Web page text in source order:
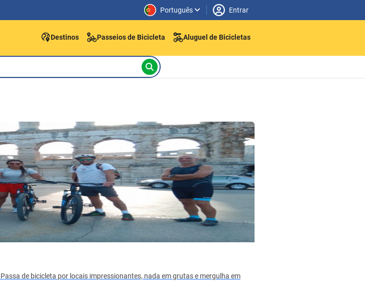
Português Entrar
Destinos Passeios de Bicicleta Aluguel de Bicicletas
de bicicleta por locais impressionantes, nada em grutas e mergulha em